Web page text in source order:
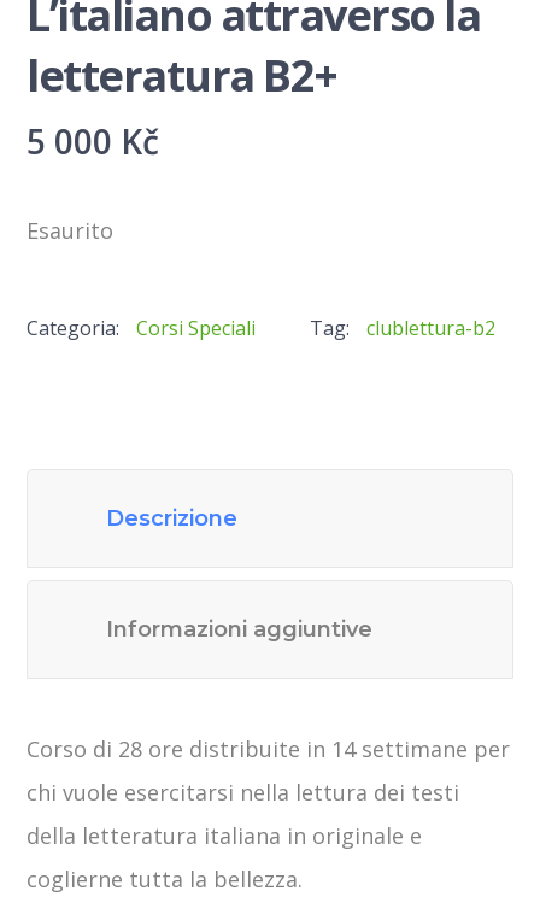
L’italiano attraverso la
letteratura B2+
5 000 Kč
Esaurito
Categoria: Corsi Speciali Tag: clublettura-b2
Descrizione
Informazioni aggiuntive
Corso di 28 ore distribuite in 14 settimane per
chi vuole esercitarsi nella lettura dei testi
della letteratura italiana in originale e
coglierne tutta la bellezza.